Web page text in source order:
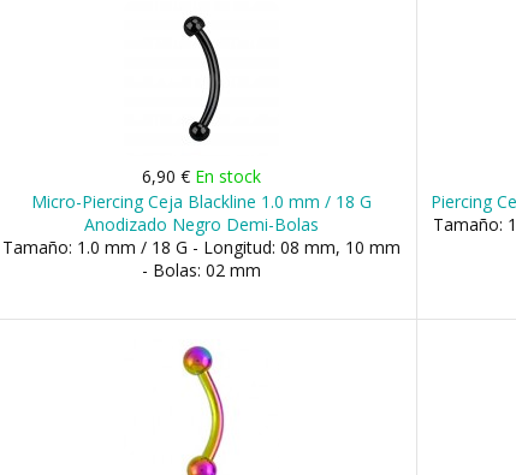
6,90 € En stock
Micro-Piercing Ceja Blackline 1.0 mm / 18 G
Anodizado Negro Demi-Bolas
Tamaño: 1.0 mm / 18 G - Longitud: 08 mm, 10 mm
- Bolas: 02 mm
Piercing
Tamaño: